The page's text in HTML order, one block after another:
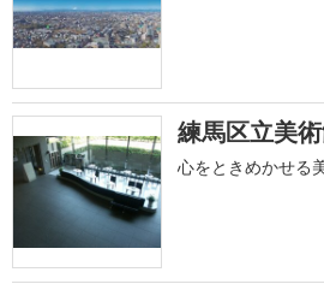
練馬区立美
心をときめかせる